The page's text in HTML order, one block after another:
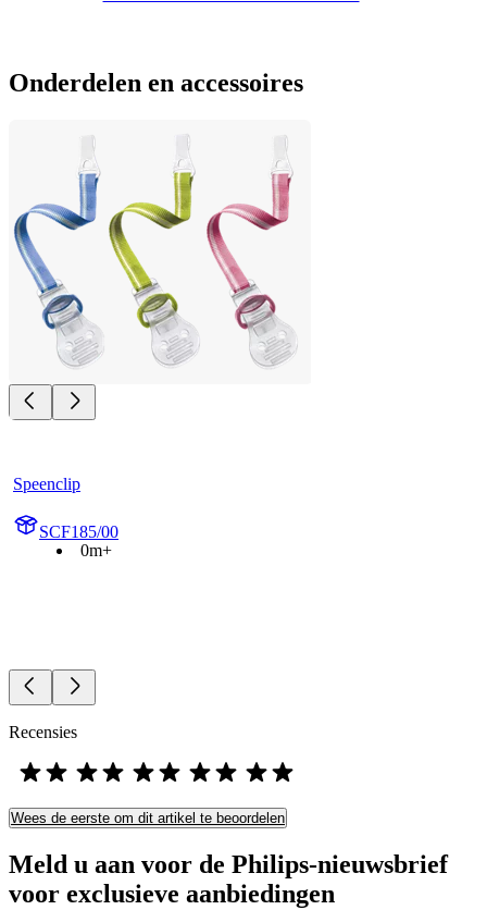
Onderdelen en accessoires
Speenclip
SCF185/00
0m+
Recensies
Wees de eerste om dit artikel te beoordelen
Meld u aan voor de Philips-nieuwsbrief
voor exclusieve aanbiedingen